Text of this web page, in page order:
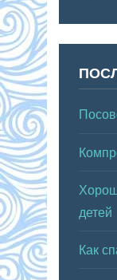
детей
Как